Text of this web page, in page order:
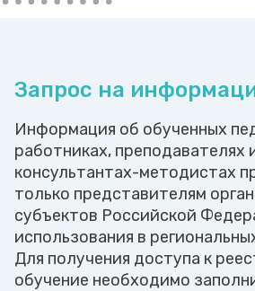
Запрос на
Информация об обученных
работниках, преподавателях
консультантах-методистах
только представителям
субъектов Российской
использования в
Для получения доступа к
обучение необходимо